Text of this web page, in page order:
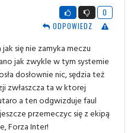
0
ODPOWIEDZ
się nie zamyka meczu
jak zwykle w tym systemie
dosłownie nic, sędzia też
zwłaszcza ta w ktorej
a ten odgwizduje faul
przemeczyc się z ekipą
Forza Inter!